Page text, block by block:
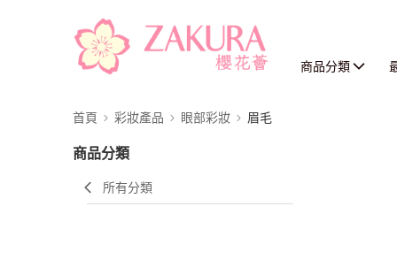
商品分類
首頁 彩妝產品 眼部彩妝 眉毛
商品分類
所有分類